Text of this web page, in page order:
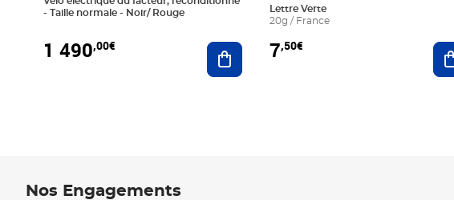
- Taille normale - Noir/ Rouge
1 490,00€ Ajouter au panier
Lettre Verte
20g / France
7,50€
Nos Engagements